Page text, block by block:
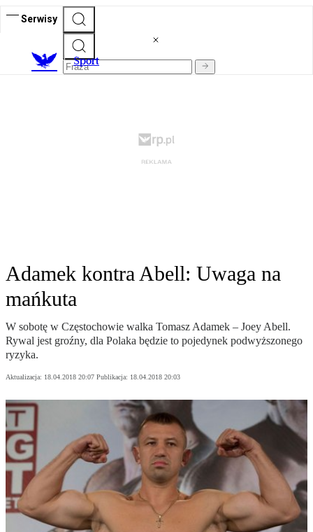
Serwisy
Sport
Adamek kontra Abell: Uwaga na
mańkuta
W sobotę w Częstochowie walka Tomasz Adamek – Joey Abell.
Rywal jest groźny, dla Polaka będzie to pojedynek podwyższonego
ryzyka.
Aktualizacja: 18.04.2018 20:07 Publikacja: 18.04.2018 20:03